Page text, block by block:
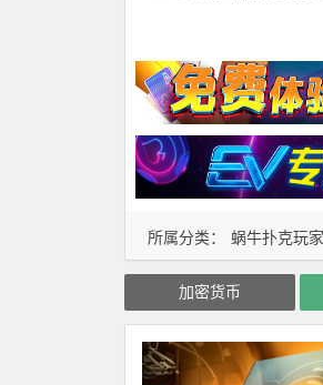
所属分类： 蜗牛扑克玩家
加密货币